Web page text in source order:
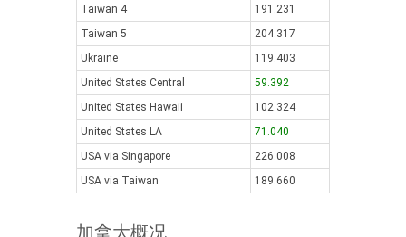
Taiwan 4
191.231
Taiwan 5
204.317
Ukraine
119.403
United States Central
59.392
United States Hawaii
102.324
United States LA
71.040
USA via Singapore
226.008
USA via Taiwan
189.660
加拿大概况